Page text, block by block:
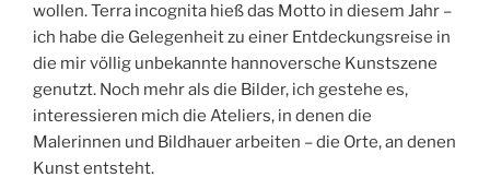
wollen. Terra incognita hieß das Motto in diesem Jahr –
ich habe die Gelegenheit zu einer Entdeckungsreise in
die mir völlig unbekannte hannoversche Kunstszene
genutzt. Noch mehr als die Bilder, ich gestehe es,
interessieren mich die Ateliers, in denen die
Malerinnen und Bildhauer arbeiten – die Orte, an denen
Kunst entsteht.